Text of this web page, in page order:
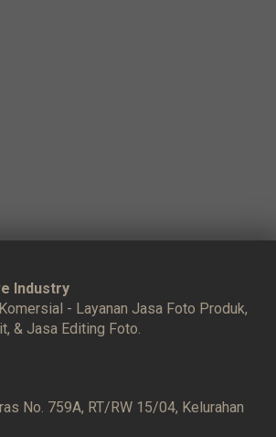
Industry
- Layanan Jasa Foto Produk,
& Jasa Editing Foto.
No. 759A, RT/RW 15/04, Kelurahan